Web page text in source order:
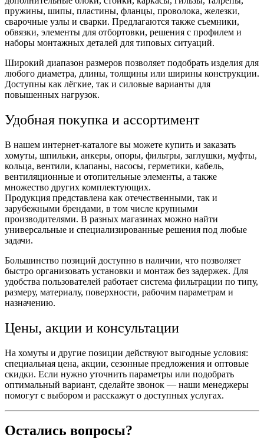
пружины, шипы, пластины, фланцы, проволока, железки,
сварочные узлы и сварки. Предлагаются также съемники,
обвязки, элементы для отбортовки, решения с профилем и
наборы монтажных деталей для типовых ситуаций.
Широкий диапазон размеров позволяет подобрать изделия для
любого диаметра, длины, толщины или ширины конструкции.
Доступны как лёгкие, так и силовые варианты для
повышенных нагрузок.
Удобная покупка и ассортимент
В нашем интернет-каталоге вы можете купить и заказать
хомуты, шпильки, анкеры, опоры, фильтры, заглушки, муфты,
кольца, вентили, клапаны, насосы, герметики, кабель,
вентиляционные и отопительные элементы, а также
множество других комплектующих.
Продукция представлена как отечественными, так и
зарубежными брендами, в том числе крупными
производителями. В разных магазинах можно найти
универсальные и специализированные решения под любые
задачи.
Большинство позиций доступно в наличии, что позволяет
быстро организовать установки и монтаж без задержек. Для
удобства пользователей работает система фильтрации по типу,
размеру, материалу, поверхности, рабочим параметрам и
назначению.
Цены, акции и консультации
На хомуты и другие позиции действуют выгодные условия:
специальная цена, акции, сезонные предложения и оптовые
скидки. Если нужно уточнить параметры или подобрать
оптимальный вариант, сделайте звонок — наши менеджеры
помогут с выбором и расскажут о доступных услугах.
Остались вопросы?